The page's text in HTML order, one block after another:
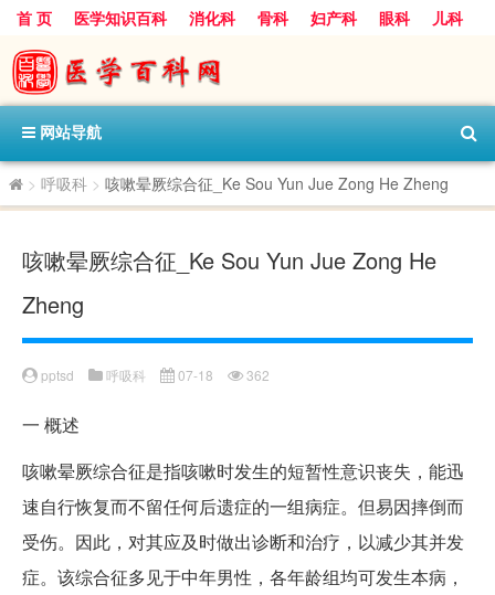
首 页 医学知识百科 消化科 骨科 妇产科 眼科
儿科
心血管病科
呼吸科 神经科
内分泌科
口腔科
网站导航
> 呼吸科 > 咳嗽晕厥综合征_Ke Sou Yun Jue Zong He Zheng
咳嗽晕厥综合征_Ke Sou Yun Jue Zong He
Zheng
pptsd 呼吸科 07-18 362
一 概述
咳嗽晕厥综合征是指咳嗽时发生的短暂性意识丧失，能迅
速自行恢复而不留任何后遗症的一组病症。但易因摔倒而
受伤。因此，对其应及时做出诊断和治疗，以减少其并发
症。该综合征多见于中年男性，各年龄组均可发生本病，